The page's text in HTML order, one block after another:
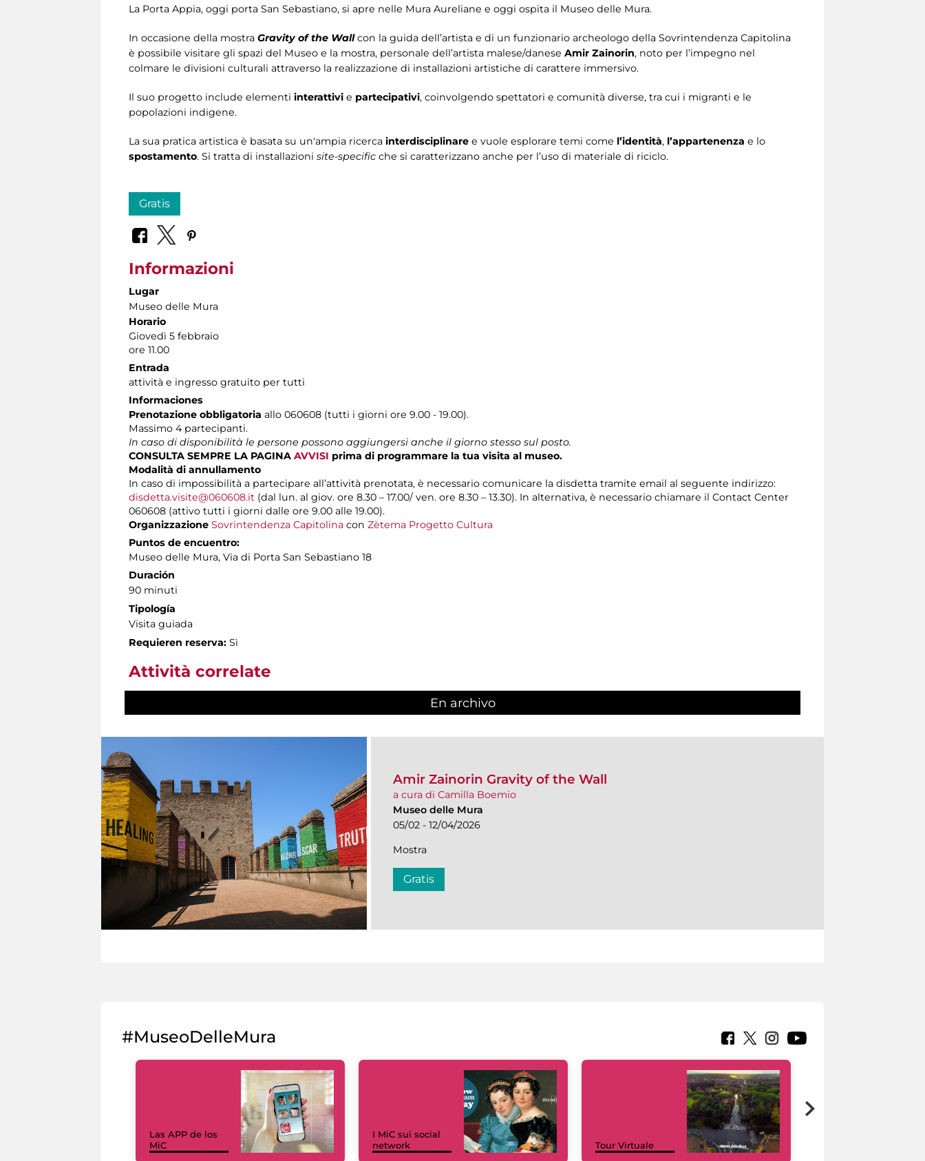
La Porta Appia, oggi porta San Sebastiano, si apre nelle Mura Aureliane e oggi ospita il Museo delle Mura.
In occasione della mostra Gravity of the Wallcon la guida dell’artista e di un funzionario archeologo della Sovrintendenza Capitolina
è possibile visitare gli spazi del Museo e la mostra, personale dell’artista malese/danese Amir Zainorin, noto per l’impegno nel
colmare le divisioni culturali attraverso la realizzazione di installazioni artistiche di carattere immersivo.
Il suo progetto include elementi interattivi e partecipativi, coinvolgendo spettatori e comunità diverse, tra cui i migranti e le
popolazioni indigene.
La sua pratica artistica è basata su un'ampia ricerca interdisciplinare e vuole esplorare temi come l’identità, l’appartenenza e lo
spostamento. Si tratta di installazioni site-specific che si caratterizzano anche per l’uso di materiale di riciclo.
Gratis
Informazioni
Lugar
Museo delle Mura
Horario
Giovedì 5 febbraio
ore 11.00
Entrada
attività e ingresso gratuito per tutti
Informaciones
Prenotazione obbligatoria allo 060608 (tutti i giorni ore 9.00 - 19.00).
Massimo 4 partecipanti.
In caso di disponibilità le persone possono aggiungersi anche il giorno stesso sul posto.
CONSULTA SEMPRE LA PAGINA AVVISI prima di programmare la tua visita al museo.
Modalità di annullamento
In caso di impossibilità a partecipare all’attività prenotata, è necessario comunicare la disdetta tramite email al seguente indirizzo:
disdetta.visite@060608.it (dal lun. al giov. ore 8.30 – 17.00/ ven. ore 8.30 – 13.30). In alternativa, è necessario chiamare il Contact Center
060608 (attivo tutti i giorni dalle ore 9.00 alle 19.00).
Organizzazione Sovrintendenza Capitolina con Zètema Progetto Cultura
Puntos de encuentro:
Museo delle Mura, Via di Porta San Sebastiano 18
Duración
90 minuti
Tipología
Visita guiada
Requieren reserva: Sì
Attività correlate
En archivo
Amir Zainorin Gravity of the Wall
a cura di Camilla Boemio
Museo delle Mura
05/02 - 12/04/2026
Mostra
Gratis
#MuseoDelleMura
Las APP de los
MiC
I MiC sui social
network
Tour Virtuale